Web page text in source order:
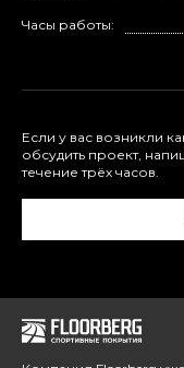
Часы работы:
Если у вас возникли
обсудить проект,
течение трёх часов.